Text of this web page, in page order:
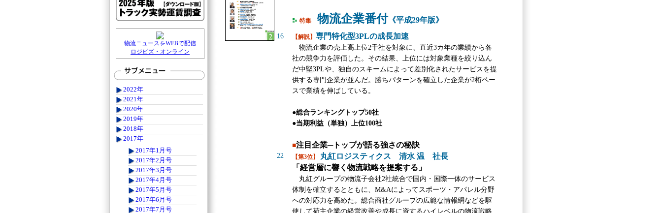
特集 物流企業番付《平成29年版》
16 【解説】 専門特化型3PLの成長加速
物流企業の売上高上位2千社を対象に、直近3カ年の業績から各
社の競争力を評価した。その結果、上位には対象業種を絞り込ん
だ中堅3PLや、独自のスキームによって差別化されたサービスを提
供する専門企業が並んだ。勝ちパターンを確立した企業が2桁ペー
スで業績を伸ばしている。
●総合ランキングトップ50社
●当期利益（単独）上位100社
■注目企業─トップが語る強さの秘訣
22 【第3位】 丸紅ロジスティクス 清水 温 社長
「経営層に響く物流戦略を提案する」
丸紅グループの物流子会社2社統合で国内・国際一体のサービス
体制を確立するとともに、M&Aによってスポーツ・アパレル分野
への対応力を高めた。総合商社グループの広範な情報網などを駆
使して荷主企業の経営改善や成長に資するハイレベルの物流戦略
物流ニュースをWEBで配信
ロジビズ・オンライン
2022年
2021年
2020年
2019年
2018年
2017年
2017年1月号
2017年2月号
2017年3月号
2017年4月号
2017年5月号
2017年6月号
2017年7月号